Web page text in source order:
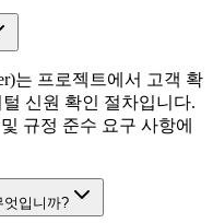
는 프로젝트에서 고객 확
신원 확인 절차입니다.
규정 준수 요구 사항에
엇입니까?